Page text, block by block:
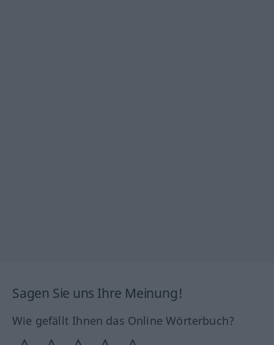
Sagen Sie uns Ihre Meinung!
Wie gefällt Ihnen das Online Wörterbuch?